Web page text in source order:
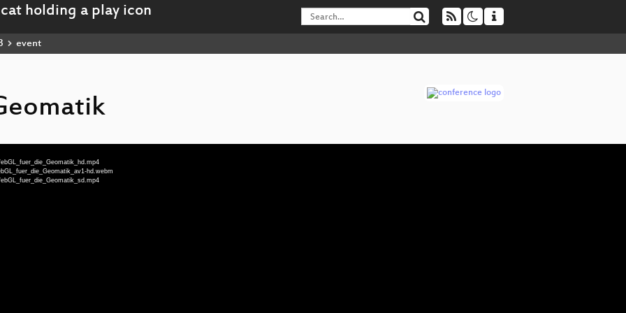
event
hd.webm